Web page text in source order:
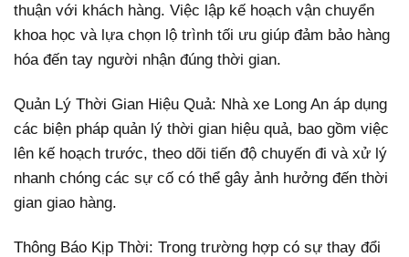
thuận với khách hàng. Việc lập kế hoạch vận chuyển
khoa học và lựa chọn lộ trình tối ưu giúp đảm bảo hàng
hóa đến tay người nhận đúng thời gian.
Quản Lý Thời Gian Hiệu Quả: Nhà xe Long An áp dụng
các biện pháp quản lý thời gian hiệu quả, bao gồm việc
lên kế hoạch trước, theo dõi tiến độ chuyến đi và xử lý
nhanh chóng các sự cố có thể gây ảnh hưởng đến thời
gian giao hàng.
Thông Báo Kịp Thời: Trong trường hợp có sự thay đổi